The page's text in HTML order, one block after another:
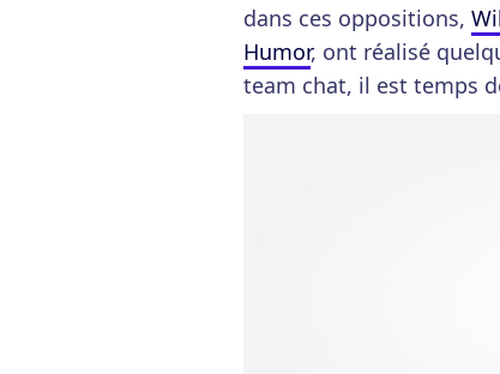
dans ces oppositions,
Humor, ont réalisé
team chat, il est temps